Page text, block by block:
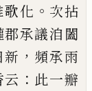
歌化 。 次拈
承議洎闔
新 ， 頻承雨
云 ： 此一瓣